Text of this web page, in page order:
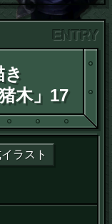
木」17
ラスト